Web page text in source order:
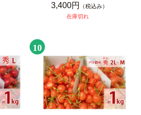
3,400円
（税込み）
在庫切れ
10